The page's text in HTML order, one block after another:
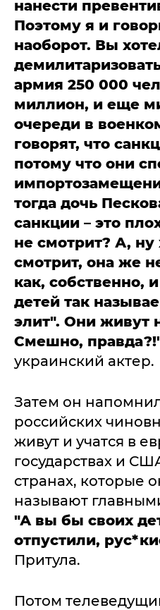
нанести
Поэтому я и
наоборот. Вы
армия 250 000
миллион, и еще
очереди в
говорят, что
потому что они
тогда дочь
санкции – это
не смотрит? А, ну
смотрит, она же
как, собственно,
детей так
элит". Они живут
Смешно,
украинский актер.
Затем он
российских
живут и учатся в
государствах и
странах, которые
называют
"А вы бы своих
отпустили,
Притула.
Потом